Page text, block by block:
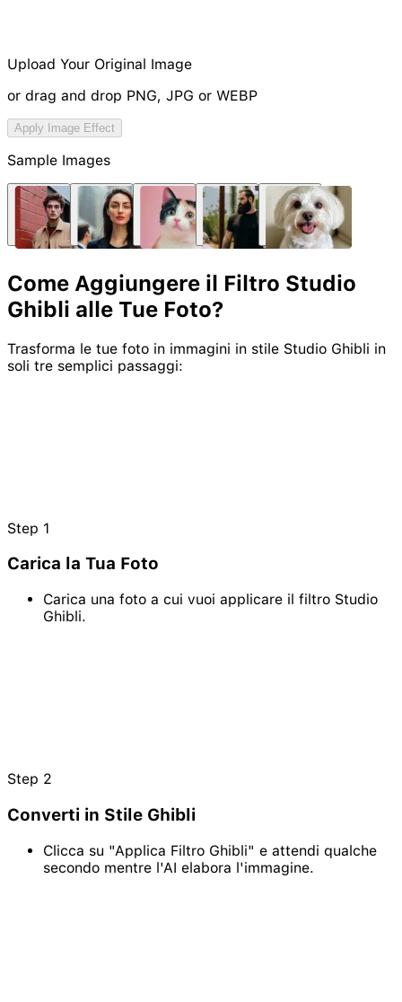
Upload Your Original Image
or drag and drop PNG, JPG or WEBP
Try Image Generation Model
NEW
Apply Image Effect
Sample Images
Come Aggiungere il Filtro Studio
Ghibli alle Tue Foto?
Trasforma le tue foto in immagini in stile Studio Ghibli in
soli tre semplici passaggi:
Step 1
Carica la Tua Foto
Carica una foto a cui vuoi applicare il filtro Studio
Ghibli.
Step 2
Converti in Stile Ghibli
Clicca su "Applica Filtro Ghibli" e attendi qualche
secondo mentre l'AI elabora l'immagine.